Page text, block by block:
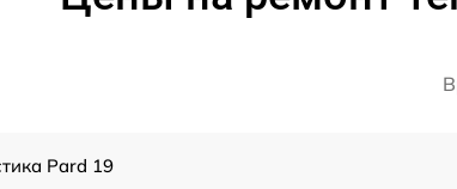
Pard 19